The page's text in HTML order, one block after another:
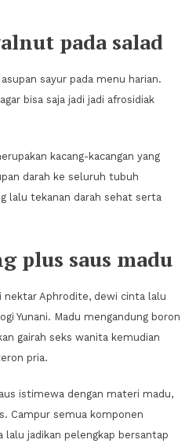
pada salad
sayur pada menu harian.
bisa saja jadi jadi afrosidiak
kacang-kacangan yang
darah ke seluruh tubuh
lalu tekanan darah sehat serta
plus saus madu
nektar Aphrodite, dewi cinta lalu
Yunani. Madu mengandung boron
gairah seks wanita kemudian
pria.
istimewa dengan materi madu,
Campur semua komponen
lalu jadikan pelengkap bersantap